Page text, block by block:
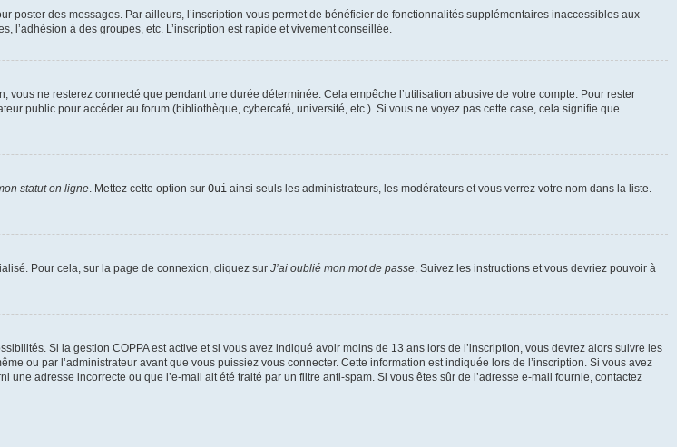
poster des messages. Par ailleurs, l’inscription vous permet de bénéficier de fonctionnalités supplémentaires inaccessibles aux
l’adhésion à des groupes, etc. L’inscription est rapide et vivement conseillée.
vous ne resterez connecté que pendant une durée déterminée. Cela empêche l’utilisation abusive de votre compte. Pour rester
public pour accéder au forum (bibliothèque, cybercafé, université, etc.). Si vous ne voyez pas cette case, cela signifie que
statut en ligne. Mettez cette option sur Oui ainsi seuls les administrateurs, les modérateurs et vous verrez votre nom dans la liste.
Pour cela, sur la page de connexion, cliquez sur J’ai oublié mon mot de passe. Suivez les instructions et vous devriez pouvoir à
Si la gestion COPPA est active et si vous avez indiqué avoir moins de 13 ans lors de l’inscription, vous devrez alors suivre les
ou par l’administrateur avant que vous puissiez vous connecter. Cette information est indiquée lors de l’inscription. Si vous avez
adresse incorrecte ou que l’e-mail ait été traité par un filtre anti-spam. Si vous êtes sûr de l’adresse e-mail fournie, contactez